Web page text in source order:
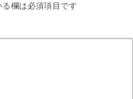
る欄は必須項目です